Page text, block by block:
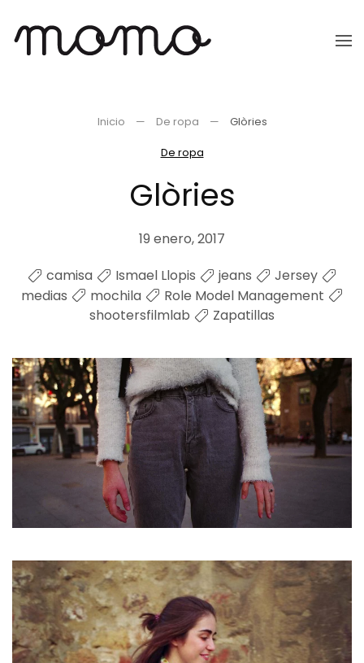
Ir
Inicio De ropa
Glòries
De ropa
Glòries
19 enero, 2017
camisa
Ismael Llopis jeans
Jersey
medias
mochila
Role Model Management
shootersfilmlab
Zapatillas